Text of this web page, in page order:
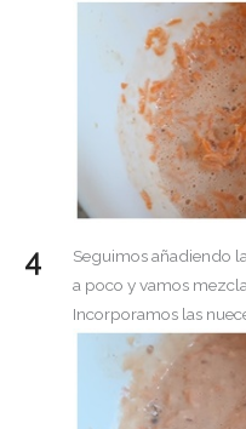
Seguimos añadiendo
a poco y vamos
Incorporamos las